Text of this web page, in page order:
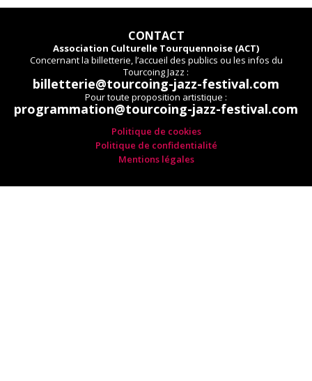
CONTACT
Association Culturelle Tourquennoise (ACT)
Concernant la billetterie, l’accueil des publics ou les infos du
Tourcoing Jazz :
billetterie@tourcoing-jazz-festival.com
Pour toute proposition artistique :
programmation@tourcoing-jazz-festival.com
Politique de cookies
Politique de confidentialité
Mentions légales